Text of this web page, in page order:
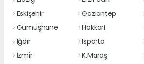
Eskişehir
Gaziantep
Gümüşhane
Hakkari
Iğdır
Isparta
İzmir
K.Maraş